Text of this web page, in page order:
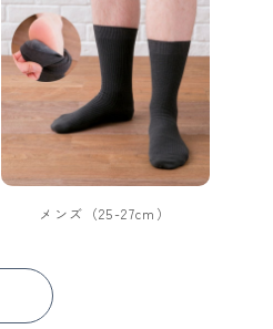
メンズ（25-27cm）